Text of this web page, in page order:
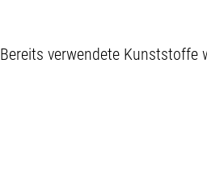
Bereits verwendete Kunststoffe